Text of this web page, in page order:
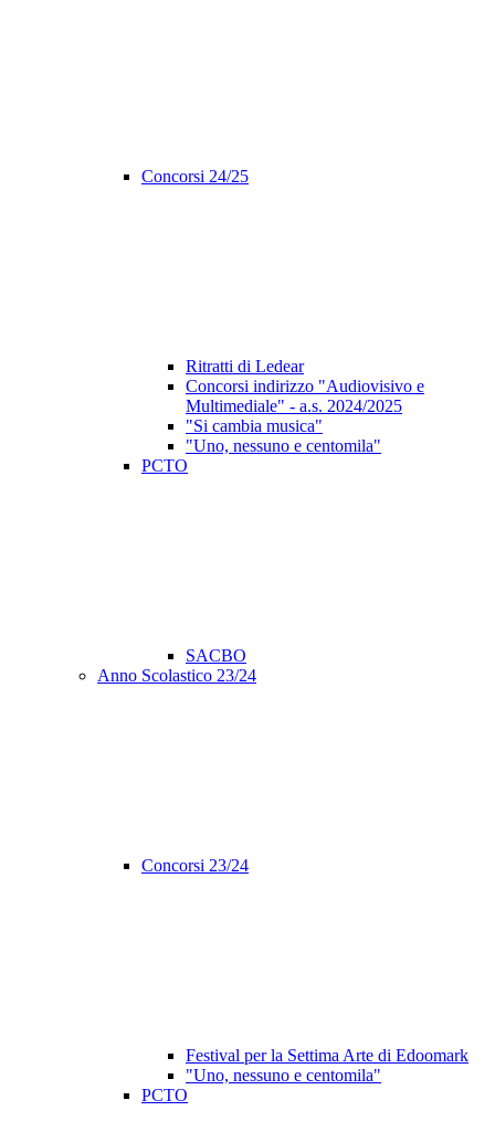
Concorsi 24/25
Ritratti di Ledear
Concorsi indirizzo "Audiovisivo e
Multimediale" - a.s. 2024/2025
"Si cambia musica"
"Uno, nessuno e centomila"
PCTO
SACBO
Anno Scolastico 23/24
Concorsi 23/24
Festival per la Settima Arte di Edoomark
"Uno, nessuno e centomila"
PCTO